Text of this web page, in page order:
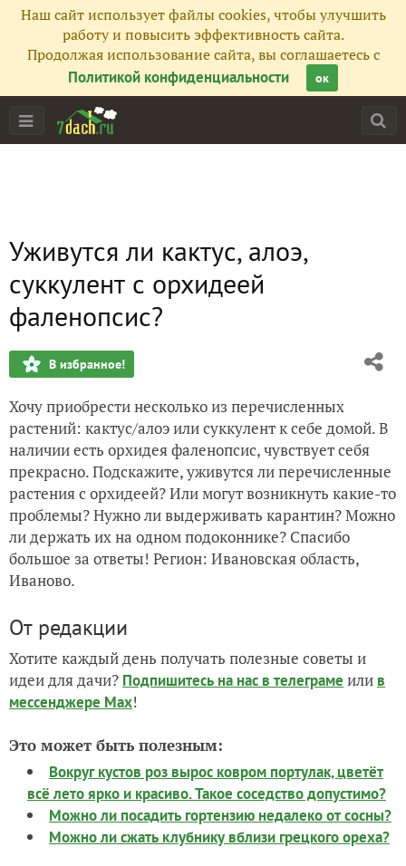
Наш сайт использует файлы cookies, чтобы улучшить
работу и повысить эффективность сайта.
Продолжая использование сайта, вы соглашаетесь с
Политикой конфиденциальности
ок
Уживутся ли кактус, алоэ,
суккулент с орхидеей
фаленопсис?
В избранное!
Хочу приобрести несколько из перечисленных
растений: кактус/алоэ или суккулент к себе домой. В
наличии есть орхидея фаленопсис, чувствует себя
прекрасно. Подскажите, уживутся ли перечисленные
растения с орхидеей? Или могут возникнуть какие-то
проблемы? Нужно ли выдерживать карантин? Можно
ли держать их на одном подоконнике? Спасибо
большое за ответы! Регион: Ивановская область,
Иваново.
От редакции
Хотите каждый день получать полезные советы и
идеи для дачи? Подпишитесь на нас в телеграме или в
мессенджере Max!
Это может быть полезным:
Вокруг кустов роз вырос ковром портулак, цветёт
всё лето ярко и красиво. Такое соседство допустимо?
Можно ли посадить гортензию недалеко от сосны?
Можно ли сжать клубнику вблизи грецкого ореха?